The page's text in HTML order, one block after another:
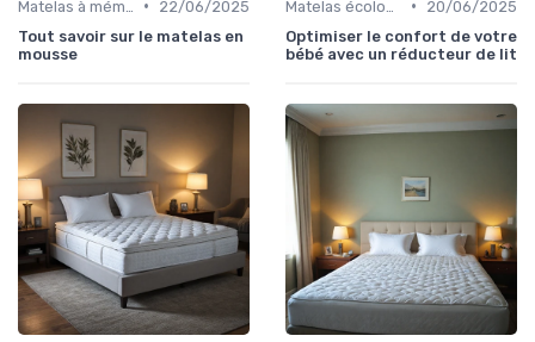
•
22/06/2025
Tout savoir sur le matelas en
mousse
•
20/06/2025
Optimiser le confort de votre
bébé avec un réducteur de lit